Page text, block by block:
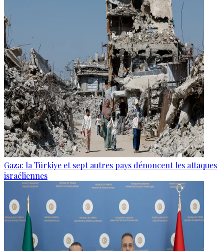
Gaza: la Türkiye et sept autres pays dénoncent les attaques
israéliennes